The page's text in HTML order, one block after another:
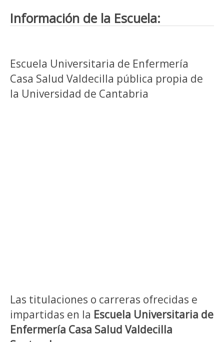
Información de la Escuela:
Escuela Universitaria de Enfermería
Casa Salud Valdecilla pública propia de
la Universidad de Cantabria
Las titulaciones o carreras ofrecidas e
impartidas en la Escuela Universitaria de
Enfermería Casa Salud Valdecilla